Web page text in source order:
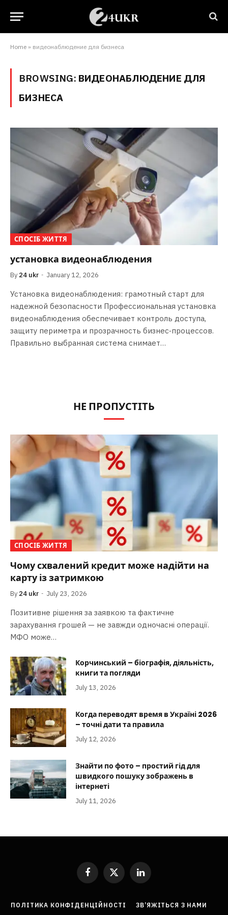
Home » видеонаблюдение для бизнеса
BROWSING: ВИДЕОНАБЛЮДЕНИЕ ДЛЯ
БИЗНЕСА
СПОСІБ ЖИТТЯ
установка видеонаблюдения
By 24 ukr January 12, 2026
Установка видеонаблюдения: грамотный старт для
надежной безопасности Профессиональная установка
видеонаблюдения обеспечивает контроль доступа,
защиту периметра и прозрачность бизнес‑процессов.
Правильно выбранная система снимает…
НЕ ПРОПУСТІТЬ
СПОСІБ ЖИТТЯ
Чому схвалений кредит може надійти на
карту із затримкою
By 24 ukr July 23, 2026
Позитивне рішення за заявкою та фактичне
зарахування грошей — не завжди одночасні операції.
МФО може…
Корчинський – біографія, діяльність,
книги та погляди
July 13, 2026
Когда переводят время в Україні 2026
– точні дати та правила
July 12, 2026
Знайти по фото – простий гід для
швидкого пошуку зображень в
інтернеті
July 11, 2026
Facebook
X
LinkedIn
ПОЛІТИКА КОНФІДЕНЦІЙНОСТІ ЗВ’ЯЖІТЬСЯ З НАМИ